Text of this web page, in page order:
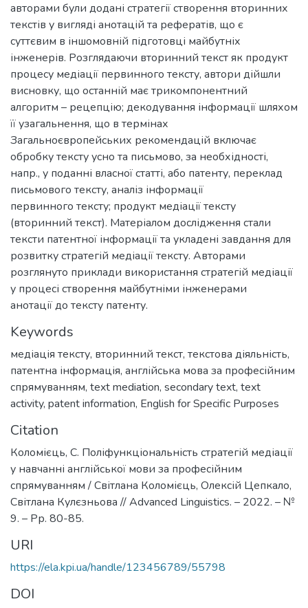
авторами були додані стратегії створення вторинних
текстів у вигляді анотацій та рефератів, що є
суттєвим в іншомовній підготовці майбутніх
інженерів. Розглядаючи вторинний текст як продукт
процесу медіації первинного тексту, автори дійшли
висновку, що останній має трикомпонентний
алгоритм – рецепцію; декодування інформації шляхом
її узагальнення, що в термінах
Загальноєвропейських рекомендацій включає
обробку тексту усно та письмово, за необхідності,
напр., у поданні власної статті, або патенту, переклад
письмового тексту, аналіз інформації
первинного тексту; продукт медіації тексту
(вторинний текст). Матеріалом дослідження стали
тексти патентної інформації та укладені завдання для
розвитку стратегій медіації тексту. Авторами
розглянуто приклади використання стратегій медіації
у процесі створення майбутніми інженерами
анотації до тексту патенту.
Keywords
медіація тексту, вторинний текст, текстова діяльність,
патентна інформація, англійська мова за професійним
спрямуванням, text mediation, secondary text, text
activity, patent information, English for Specific Purposes
Citation
Коломієць, С. Поліфункціональність стратегій медіації
у навчанні англійської мови за професійним
спрямуванням / Світлана Коломієць, Олексій Цепкало,
Світлана Кулєзньова // Advanced Linguistics. – 2022. – №
9. – Pр. 80-85.
URI
https://ela.kpi.ua/handle/123456789/55798
DOI